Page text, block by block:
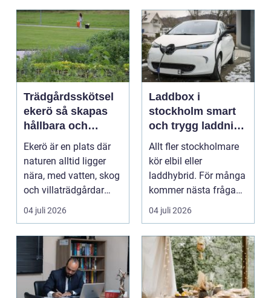
Trädgårdsskötsel
ekerö så skapas
hållbara och
vackra utemiljöer
året runt
Ekerö är en plats där
naturen alltid ligger
nära, med vatten, skog
och villaträdgårdar
som ramar in ...
04 juli 2026
Laddbox i
stockholm smart
och trygg laddning
hemma och på
jobbet
Allt fler stockholmare
kör elbil eller
laddhybrid. För många
kommer nästa fråga
direkt: hur laddar m...
04 juli 2026